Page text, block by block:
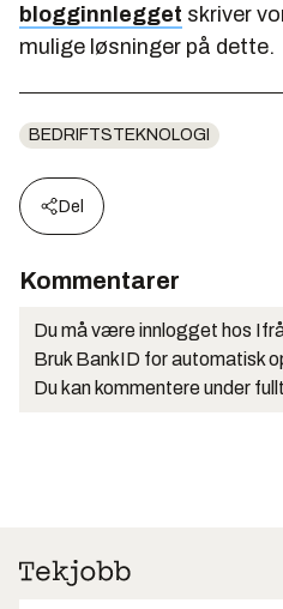
blogginnlegget skriver
mulige løsninger på dette.
BEDRIFTSTEKNOLOGI
Del
Kommentarer
Du må være innlogget hos
Bruk BankID for automatisk
Du kan kommentere under